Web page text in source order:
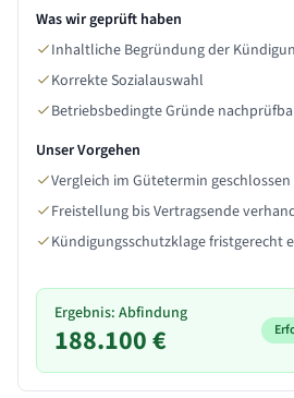
Was wir geprüft haben
Inhaltliche Begründung der
Korrekte Sozialauswahl
Betriebsbedingte Gründe
Unser Vorgehen
Vergleich im Gütetermin geschlossen
Freistellung bis Vertragsende
Kündigungsschutzklage fristgerecht
Ergebnis: Abfindung
188.100 €